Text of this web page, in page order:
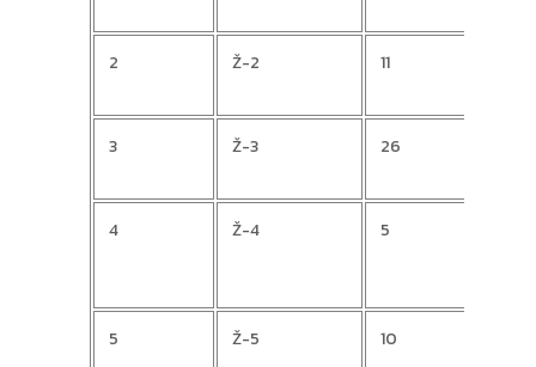
2 Ž-2 11
3 Ž-3 26
4 Ž-4 5
5 Ž-5 10